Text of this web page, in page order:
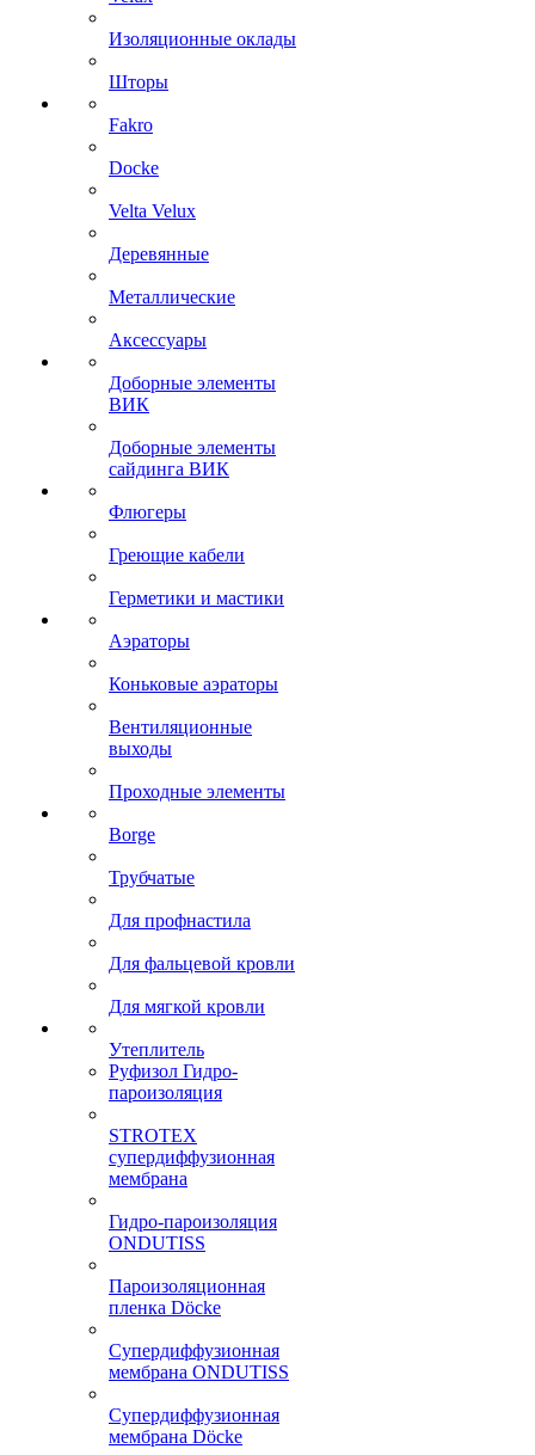
Изоляционные оклады
Шторы
Fakro
Docke
Velta Velux
Деревянные
Металлические
Аксессуары
Доборные элементы
ВИК
Доборные элементы
сайдинга ВИК
Флюгеры
Греющие кабели
Герметики и мастики
Аэраторы
Коньковые аэраторы
Вентиляционные
выходы
Проходные элементы
Borge
Трубчатые
Для профнастила
Для фальцевой кровли
Для мягкой кровли
Утеплитель
Руфизол Гидро-
пароизоляция
STROTEX
супердиффузионная
мембрана
Гидро-пароизоляция
ONDUTISS
Пароизоляционная
пленка Döcke
Супердиффузионная
мембрана ONDUTISS
Супердиффузионная
мембрана Döcke